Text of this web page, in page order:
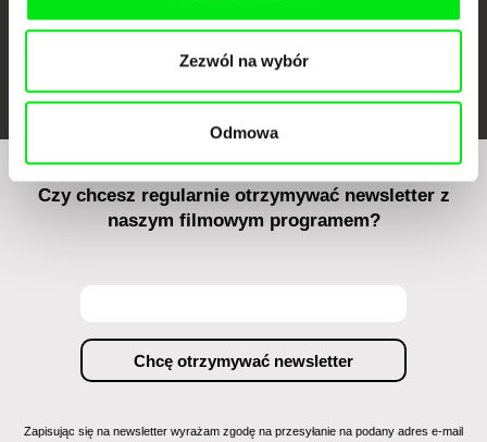
Zezwól na wybór
Odmowa
Ji.hlava IDFF Visions du Réel
Czy chcesz regularnie otrzymywać newsletter z
naszym filmowym programem?
Zapisując się na newsletter wyrażam zgodę na przesyłanie na podany adres e-mail